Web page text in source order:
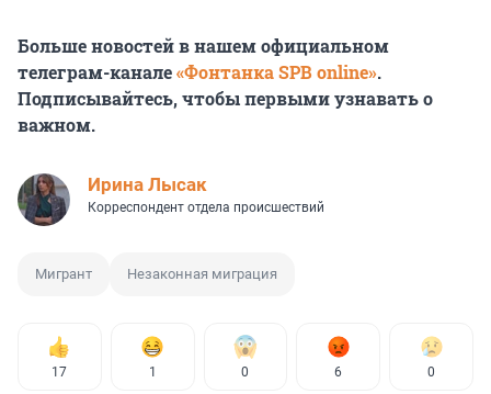
Больше новостей в нашем официальном
телеграм-канале«Фонтанка SPB online».
Подписывайтесь, чтобы первыми узнавать о
важном.
Ирина Лысак
Корреспондент отдела происшествий
Мигрант Незаконная миграция
17 1 0 6 0